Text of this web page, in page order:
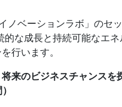
ノベーションラボ」のセ
な成長と持続可能なエ
行います。
来のビジネスチャンスを